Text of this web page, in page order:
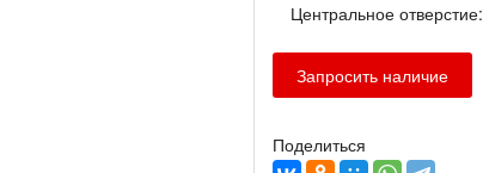
Центральное отверстие:
Поделиться